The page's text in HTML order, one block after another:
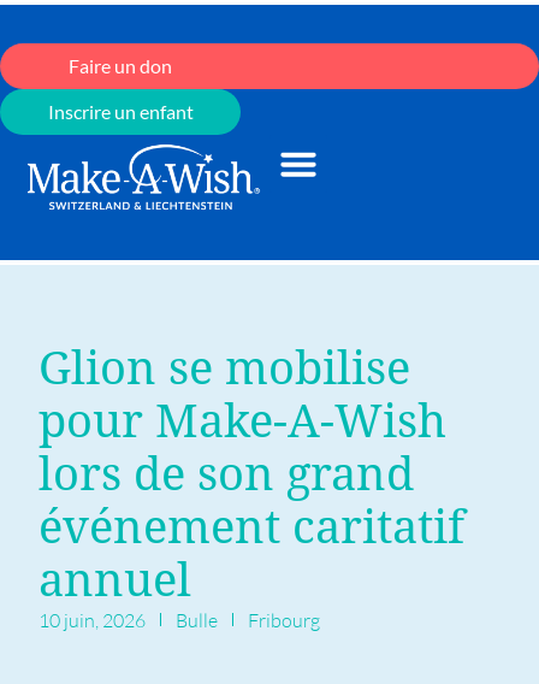
Faire un don
Inscrire un enfant
Glion se mobilise
pour Make-A-Wish
lors de son grand
événement caritatif
annuel
10 juin, 2026 Bulle Fribourg